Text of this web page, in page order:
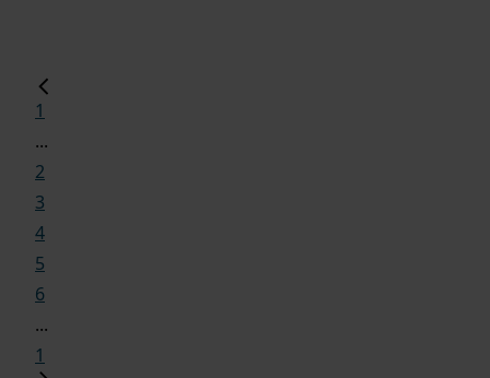
1
...
2
3
4
5
6
...
1